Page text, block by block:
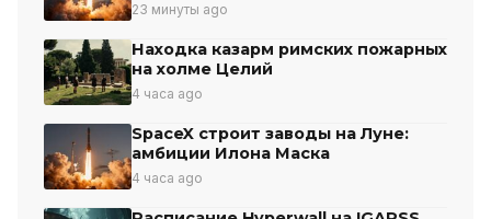
23 минуты ago
Находка казарм римских пожарных
на холме Целий
4 часа ago
SpaceX строит заводы на Луне:
амбиции Илона Маска
4 часа ago